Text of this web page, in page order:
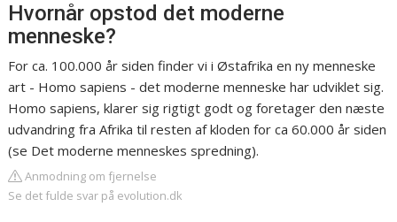
Hvornår opstod det moderne
menneske?
For ca. 100.000 år siden finder vi i Østafrika en ny menneske
art - Homo sapiens - det moderne menneske har udviklet sig.
Homo sapiens, klarer sig rigtigt godt og foretager den næste
udvandring fra Afrika til resten af kloden for ca 60.000 år siden
(se Det moderne menneskes spredning).
Anmodning om fjernelse
Se det fulde svar på evolution.dk